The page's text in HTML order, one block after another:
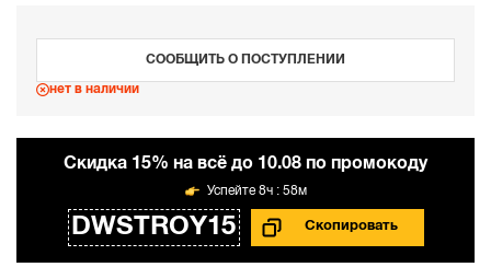
СООБЩИТЬ О ПОСТУПЛЕНИИ
нет в наличии
Cкидка 15% на всё до 10.08 по промокоду
DWSTROY15
8ч : 58м